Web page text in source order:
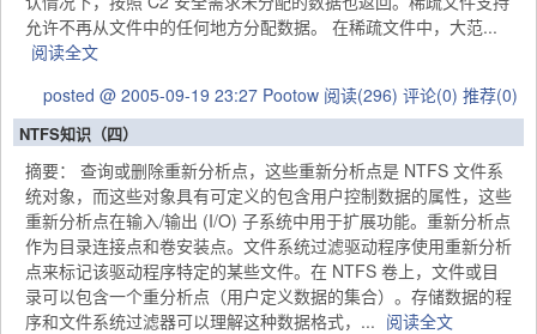
允许不再从文件中的任何地方分配数据。 在稀疏文件中，大范...
阅读全文
posted @ 2005-09-19 23:27 Pootow 阅读(296) 评论(0) 推荐(0)
NTFS知识（四）
摘要： 查询或删除重新分析点，这些重新分析点是 NTFS 文件系
统对象，而这些对象具有可定义的包含用户控制数据的属性，这些
重新分析点在输入/输出 (I/O) 子系统中用于扩展功能。重新分析点
作为目录连接点和卷安装点。文件系统过滤驱动程序使用重新分析
点来标记该驱动程序特定的某些文件。在 NTFS 卷上，文件或目
录可以包含一个重分析点（用户定义数据的集合）。存储数据的程
序和文件系统过滤器可以理解这种数据格式，... 阅读全文